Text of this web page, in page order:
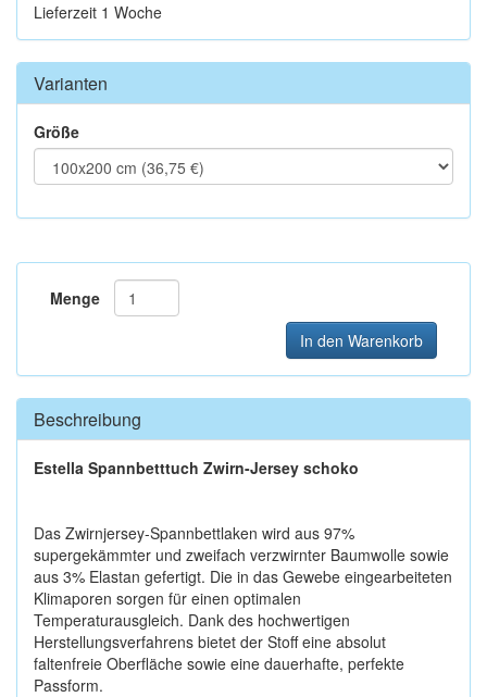
Lieferzeit 1 Woche
Varianten
Größe
Menge
In den Warenkorb
Beschreibung
Estella Spannbetttuch Zwirn-Jersey schoko
Das Zwirnjersey-Spannbettlaken wird aus 97%
supergekämmter und zweifach verzwirnter Baumwolle sowie
aus 3% Elastan gefertigt. Die in das Gewebe eingearbeiteten
Klimaporen sorgen für einen optimalen
Temperaturausgleich. Dank des hochwertigen
Herstellungsverfahrens bietet der Stoff eine absolut
faltenfreie Oberfläche sowie eine dauerhafte, perfekte
Passform.